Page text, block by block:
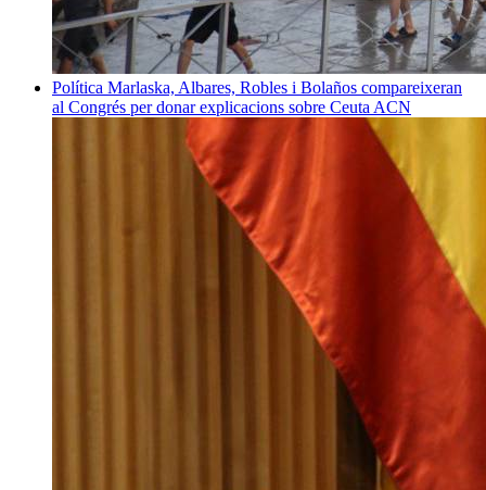
Política Marlaska, Albares, Robles i Bolaños compareixeran
al Congrés per donar explicacions sobre Ceuta ACN